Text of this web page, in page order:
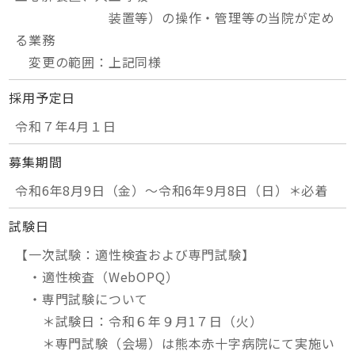
装置等）の操作・管理等の当院が定め
る業務
変更の範囲：上記同様
採用予定日
令和７年4月１日
募集期間
令和6年8月9日（金）～令和6年9月8日（日）＊必着
試験日
【一次試験：適性検査および専門試験】
・適性検査（WebOPQ）
・専門試験について
＊試験日：令和６年９月1７日（火）
＊専門試験（会場）は熊本赤十字病院にて実施い